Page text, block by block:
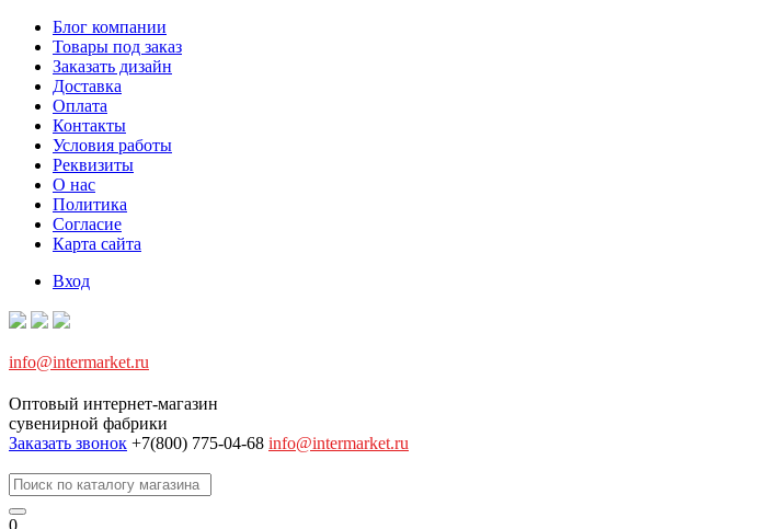
Блог компании
Товары под заказ
Заказать дизайн
Доставка
Оплата
Контакты
Условия работы
Реквизиты
О нас
Политика
Согласие
Карта сайта
Вход
info@intermarket.ru
Оптовый интернет-магазин
сувенирной фабрики
Заказать звонок +7(800) 775-04-68 info@intermarket.ru
0